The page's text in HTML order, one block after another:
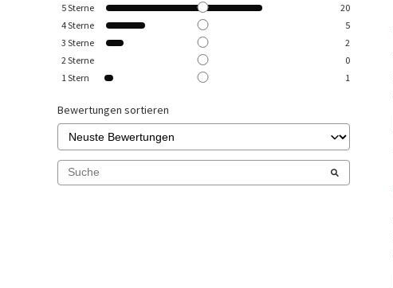
5Sterne
20
4Sterne
5
3 Sterne
2
2 Sterne
0
1 Stern 1
Bewertungen sortieren